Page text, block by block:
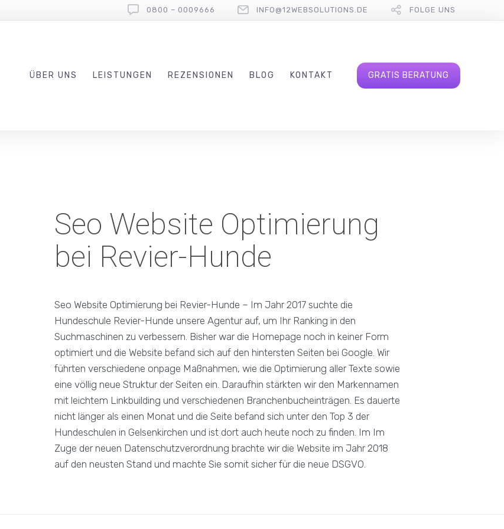
0800 – 0009666 INFO@12WEBSOLUTIONS.DE FOLGE UNS
ÜBER UNS LEISTUNGEN REZENSIONEN BLOG KONTAKT GRATIS BERATUNG
Seo Website Optimierung
bei Revier-Hunde
Seo Website Optimierung bei Revier-Hunde – Im Jahr 2017 suchte die
Hundeschule Revier-Hunde unsere Agentur auf, um Ihr Ranking in den
Suchmaschinen zu verbessern. Bisher war die Homepage noch in keiner Form
optimiert und die Website befand sich auf den hintersten Seiten bei Google. Wir
führten verschiedene onpage Maßnahmen, wie die Optimierung aller Texte sowie
eine völlig neue Struktur der Seiten ein. Daraufhin stärkten wir den Markennamen
mit leichtem Linkbuilding und verschiedenen Branchenbucheinträgen. Es dauerte
nicht länger als einen Monat und die Seite befand sich unter den Top 3 der
Hundeschulen in Gelsenkirchen und ist dort auch heute noch zu finden. Im Im
Zuge der neuen Datenschutzverordnung brachte wir die Website im Jahr 2018
auf den neusten Stand und machte Sie somit sicher für die neue DSGVO.